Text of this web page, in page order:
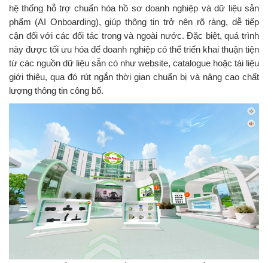
hệ thống hỗ trợ chuẩn hóa hồ sơ doanh nghiệp và dữ liệu sản
phẩm (AI Onboarding), giúp thông tin trở nên rõ ràng, dễ tiếp
cận đối với các đối tác trong và ngoài nước. Đặc biệt, quá trình
này được tối ưu hóa để doanh nghiệp có thể triển khai thuận tiện
từ các nguồn dữ liệu sẵn có như website, catalogue hoặc tài liệu
giới thiệu, qua đó rút ngắn thời gian chuẩn bị và nâng cao chất
lượng thông tin công bố.